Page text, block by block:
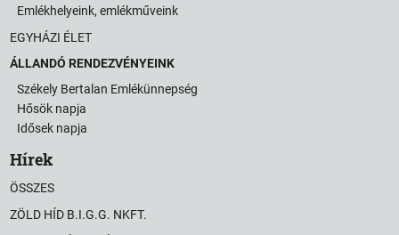
Emlékhelyeink, emlékműveink
EGYHÁZI ÉLET
ÁLLANDÓ RENDEZVÉNYEINK
Székely Bertalan Emlékünnepség
Hősök napja
Idősek napja
Hírek
ÖSSZES
ZÖLD HÍD B.I.G.G. NKFT.